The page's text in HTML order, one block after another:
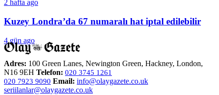
2 hafta ago
Kuzey Londra’da 67 numaralı hat iptal edilebilir
4 gün ago
Adres: 100 Green Lanes, Newington Green, Hackney, London,
N16 9EH Telefon: 020 3745 1261
020 7923 9090 Email: info@olaygazete.co.uk
seriilanlar@olaygazete.co.uk